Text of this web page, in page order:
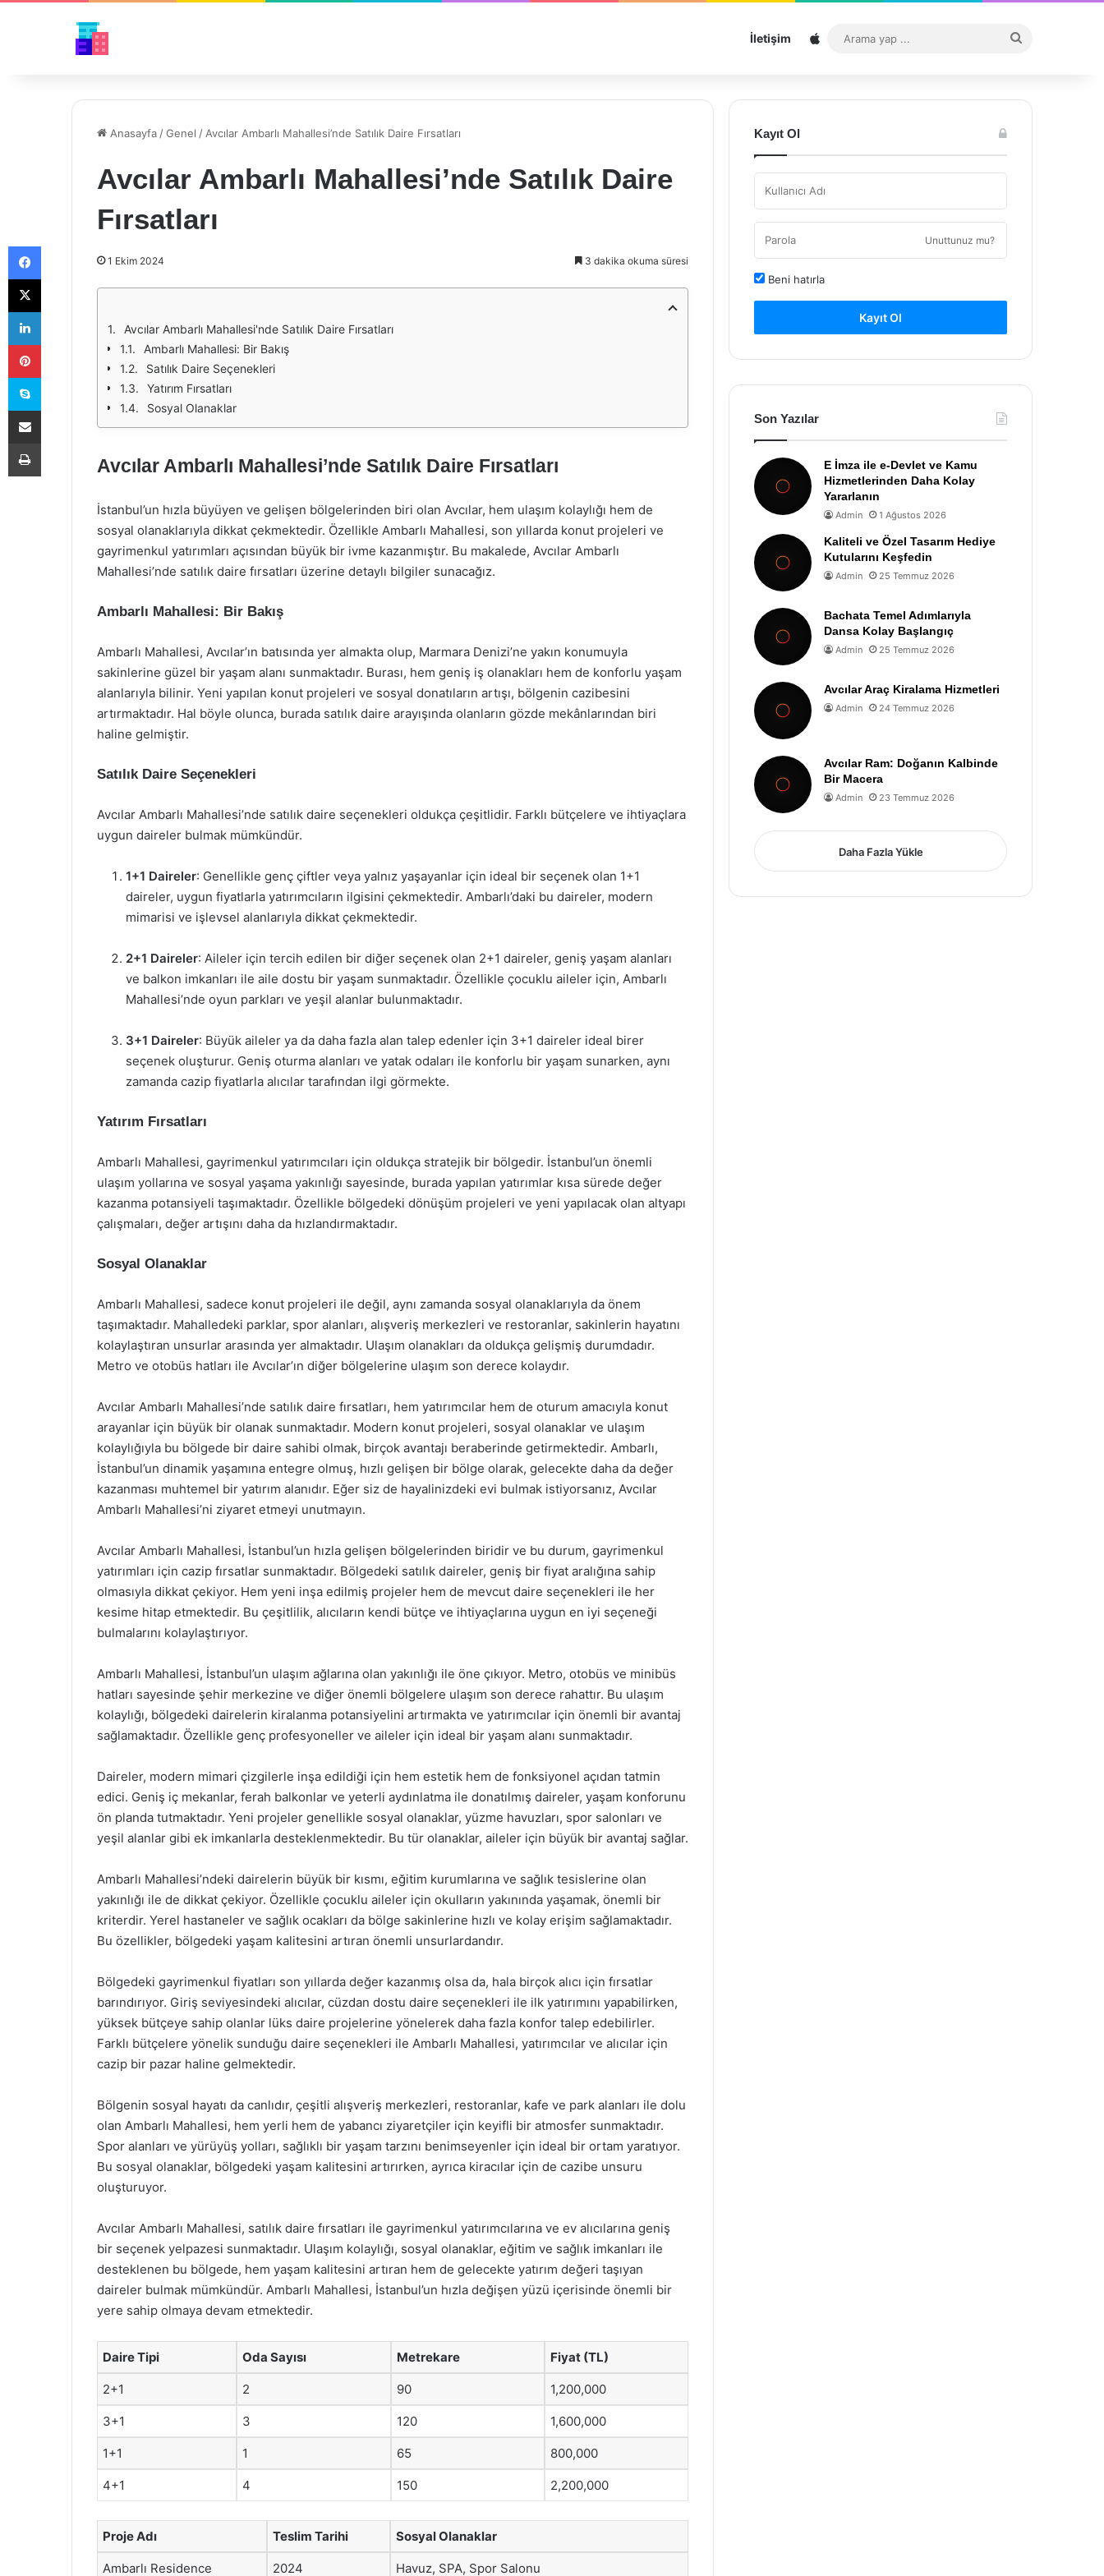
İletişim Sitemap
...
Anasayfa /Genel / Avcılar Ambarlı Mahallesi’nde Satılık Daire Fırsatları
Avcılar Ambarlı Mahallesi’nde Satılık Daire
Fırsatları
1 Ekim 2024 3 dakika okuma süresi
Avcılar Ambarlı Mahallesi'nde Satılık Daire Fırsatları
Ambarlı Mahallesi: Bir Bakış
Satılık Daire Seçenekleri
Yatırım Fırsatları
Sosyal Olanaklar
Avcılar Ambarlı Mahallesi’nde Satılık Daire Fırsatları
İstanbul’un hızla büyüyen ve gelişen bölgelerinden biri olan Avcılar, hem ulaşım kolaylığı hem de
sosyal olanaklarıyla dikkat çekmektedir. Özellikle Ambarlı Mahallesi, son yıllarda konut projeleri ve
gayrimenkul yatırımları açısından büyük bir ivme kazanmıştır. Bu makalede, Avcılar Ambarlı
Mahallesi’nde satılık daire fırsatları üzerine detaylı bilgiler sunacağız.
Ambarlı Mahallesi: Bir Bakış
Ambarlı Mahallesi, Avcılar’ın batısında yer almakta olup, Marmara Denizi’ne yakın konumuyla
sakinlerine güzel bir yaşam alanı sunmaktadır. Burası, hem geniş iş olanakları hem de konforlu yaşam
alanlarıyla bilinir. Yeni yapılan konut projeleri ve sosyal donatıların artışı, bölgenin cazibesini
artırmaktadır. Hal böyle olunca, burada satılık daire arayışında olanların gözde mekânlarından biri
haline gelmiştir.
Satılık Daire Seçenekleri
Avcılar Ambarlı Mahallesi’nde satılık daire seçenekleri oldukça çeşitlidir. Farklı bütçelere ve ihtiyaçlara
uygun daireler bulmak mümkündür.
1+1 Daireler: Genellikle genç çiftler veya yalnız yaşayanlar için ideal bir seçenek olan 1+1
daireler, uygun fiyatlarla yatırımcıların ilgisini çekmektedir. Ambarlı’daki bu daireler, modern
mimarisi ve işlevsel alanlarıyla dikkat çekmektedir.
2+1 Daireler: Aileler için tercih edilen bir diğer seçenek olan 2+1 daireler, geniş yaşam alanları
ve balkon imkanları ile aile dostu bir yaşam sunmaktadır. Özellikle çocuklu aileler için, Ambarlı
Mahallesi’nde oyun parkları ve yeşil alanlar bulunmaktadır.
3+1 Daireler: Büyük aileler ya da daha fazla alan talep edenler için 3+1 daireler ideal birer
seçenek oluşturur. Geniş oturma alanları ve yatak odaları ile konforlu bir yaşam sunarken, aynı
zamanda cazip fiyatlarla alıcılar tarafından ilgi görmekte.
Yatırım Fırsatları
Ambarlı Mahallesi, gayrimenkul yatırımcıları için oldukça stratejik bir bölgedir. İstanbul’un önemli
ulaşım yollarına ve sosyal yaşama yakınlığı sayesinde, burada yapılan yatırımlar kısa sürede değer
kazanma potansiyeli taşımaktadır. Özellikle bölgedeki dönüşüm projeleri ve yeni yapılacak olan altyapı
çalışmaları, değer artışını daha da hızlandırmaktadır.
Sosyal Olanaklar
Ambarlı Mahallesi, sadece konut projeleri ile değil, aynı zamanda sosyal olanaklarıyla da önem
taşımaktadır. Mahalledeki parklar, spor alanları, alışveriş merkezleri ve restoranlar, sakinlerin hayatını
kolaylaştıran unsurlar arasında yer almaktadır. Ulaşım olanakları da oldukça gelişmiş durumdadır.
Metro ve otobüs hatları ile Avcılar’ın diğer bölgelerine ulaşım son derece kolaydır.
Avcılar Ambarlı Mahallesi’nde satılık daire fırsatları, hem yatırımcılar hem de oturum amacıyla konut
arayanlar için büyük bir olanak sunmaktadır. Modern konut projeleri, sosyal olanaklar ve ulaşım
kolaylığıyla bu bölgede bir daire sahibi olmak, birçok avantajı beraberinde getirmektedir. Ambarlı,
İstanbul’un dinamik yaşamına entegre olmuş, hızlı gelişen bir bölge olarak, gelecekte daha da değer
kazanması muhtemel bir yatırım alanıdır. Eğer siz de hayalinizdeki evi bulmak istiyorsanız, Avcılar
Ambarlı Mahallesi’ni ziyaret etmeyi unutmayın.
Avcılar Ambarlı Mahallesi, İstanbul’un hızla gelişen bölgelerinden biridir ve bu durum, gayrimenkul
yatırımları için cazip fırsatlar sunmaktadır. Bölgedeki satılık daireler, geniş bir fiyat aralığına sahip
olmasıyla dikkat çekiyor. Hem yeni inşa edilmiş projeler hem de mevcut daire seçenekleri ile her
kesime hitap etmektedir. Bu çeşitlilik, alıcıların kendi bütçe ve ihtiyaçlarına uygun en iyi seçeneği
bulmalarını kolaylaştırıyor.
Ambarlı Mahallesi, İstanbul’un ulaşım ağlarına olan yakınlığı ile öne çıkıyor. Metro, otobüs ve minibüs
hatları sayesinde şehir merkezine ve diğer önemli bölgelere ulaşım son derece rahattır. Bu ulaşım
kolaylığı, bölgedeki dairelerin kiralanma potansiyelini artırmakta ve yatırımcılar için önemli bir avantaj
sağlamaktadır. Özellikle genç profesyoneller ve aileler için ideal bir yaşam alanı sunmaktadır.
Daireler, modern mimari çizgilerle inşa edildiği için hem estetik hem de fonksiyonel açıdan tatmin
edici. Geniş iç mekanlar, ferah balkonlar ve yeterli aydınlatma ile donatılmış daireler, yaşam konforunu
ön planda tutmaktadır. Yeni projeler genellikle sosyal olanaklar, yüzme havuzları, spor salonları ve
yeşil alanlar gibi ek imkanlarla desteklenmektedir. Bu tür olanaklar, aileler için büyük bir avantaj sağlar.
Ambarlı Mahallesi’ndeki dairelerin büyük bir kısmı, eğitim kurumlarına ve sağlık tesislerine olan
yakınlığı ile de dikkat çekiyor. Özellikle çocuklu aileler için okulların yakınında yaşamak, önemli bir
kriterdir. Yerel hastaneler ve sağlık ocakları da bölge sakinlerine hızlı ve kolay erişim sağlamaktadır.
Bu özellikler, bölgedeki yaşam kalitesini artıran önemli unsurlardandır.
Bölgedeki gayrimenkul fiyatları son yıllarda değer kazanmış olsa da, hala birçok alıcı için fırsatlar
barındırıyor. Giriş seviyesindeki alıcılar, cüzdan dostu daire seçenekleri ile ilk yatırımını yapabilirken,
yüksek bütçeye sahip olanlar lüks daire projelerine yönelerek daha fazla konfor talep edebilirler.
Farklı bütçelere yönelik sunduğu daire seçenekleri ile Ambarlı Mahallesi, yatırımcılar ve alıcılar için
cazip bir pazar haline gelmektedir.
Bölgenin sosyal hayatı da canlıdır, çeşitli alışveriş merkezleri, restoranlar, kafe ve park alanları ile dolu
olan Ambarlı Mahallesi, hem yerli hem de yabancı ziyaretçiler için keyifli bir atmosfer sunmaktadır.
Spor alanları ve yürüyüş yolları, sağlıklı bir yaşam tarzını benimseyenler için ideal bir ortam yaratıyor.
Bu sosyal olanaklar, bölgedeki yaşam kalitesini artırırken, ayrıca kiracılar için de cazibe unsuru
oluşturuyor.
Avcılar Ambarlı Mahallesi, satılık daire fırsatları ile gayrimenkul yatırımcılarına ve ev alıcılarına geniş
bir seçenek yelpazesi sunmaktadır. Ulaşım kolaylığı, sosyal olanaklar, eğitim ve sağlık imkanları ile
desteklenen bu bölgede, hem yaşam kalitesini artıran hem de gelecekte yatırım değeri taşıyan
daireler bulmak mümkündür. Ambarlı Mahallesi, İstanbul’un hızla değişen yüzü içerisinde önemli bir
yere sahip olmaya devam etmektedir.
Daire Tipi Oda Sayısı Metrekare Fiyat (TL)
2+1 2 90 1,200,000
3+1 3 120 1,600,000
1+1 1 65 800,000
4+1 4 150 2,200,000
Proje Adı Teslim Tarihi Sosyal Olanaklar
Ambarlı Residence 2024 Havuz, SPA, Spor Salonu
Kayıt Ol
Unuttunuz mu?
Beni hatırla
Kayıt Ol
Son Yazılar
E İmza ile e-Devlet ve Kamu
Hizmetlerinden Daha Kolay
Yararlanın
Admin 1 Ağustos 2026
Kaliteli ve Özel Tasarım Hediye
Kutularını Keşfedin
Admin 25 Temmuz 2026
Bachata Temel Adımlarıyla
Dansa Kolay Başlangıç
Admin 25 Temmuz 2026
Avcılar Araç Kiralama Hizmetleri
Admin 24 Temmuz 2026
Avcılar Ram: Doğanın Kalbinde
Bir Macera
Admin 23 Temmuz 2026
Daha Fazla Yükle
Facebook
X
LinkedIn
Pinterest
Skype
E-Posta ile paylaş